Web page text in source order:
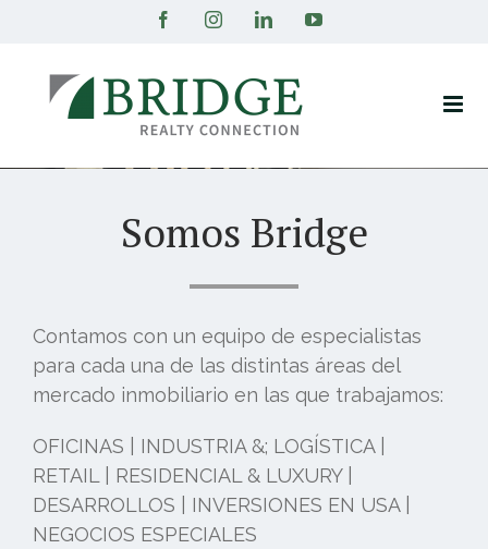
contenido
FacebookInstagramLinkedInYouTube
Somos Bridge
Contamos con un equipo de especialistas
para cada una de las distintas áreas del
mercado inmobiliario en las que trabajamos:
OFICINAS | INDUSTRIA &; LOGÍSTICA |
RETAIL | RESIDENCIAL & LUXURY |
DESARROLLOS | INVERSIONES EN USA |
NEGOCIOS ESPECIALES